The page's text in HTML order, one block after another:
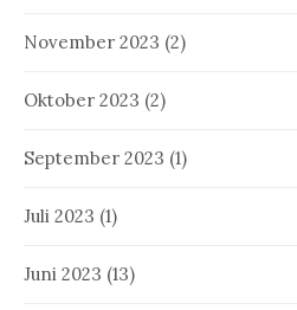
November 2023 (2)
Oktober 2023 (2)
September 2023 (1)
Juli 2023 (1)
Juni 2023 (13)